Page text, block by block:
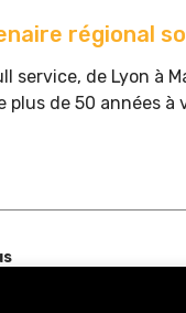
régional
service, de Lyon à
plus de 50 années à